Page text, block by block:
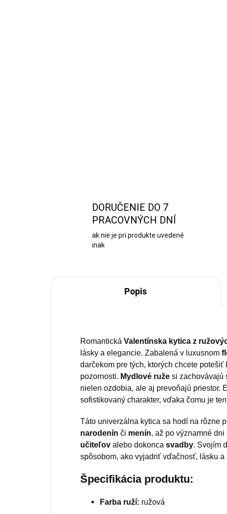
DORUČENIE DO 7
PRACOVNÝCH DNÍ
ak nie je pri produkte uvedené
inak
Popis
Romantická Valentínska kytica z
lásky a elegancie. Zabalená v luxusnom
darčekom pre tých, ktorých chcete
pozornosti. Mydlové ruže si zachovávajú
nielen ozdobia, ale aj prevoňajú priestor.
sofistikovaný charakter, vďaka čomu je
Táto univerzálna kytica sa hodí na rôzne
narodenín či menín, až po významné dni
učiteľov alebo dokonca svadby. Svojím
spôsobom, ako vyjadriť vďačnosť, lásku a
Špecifikácia produktu:
Farba ruží: ružová